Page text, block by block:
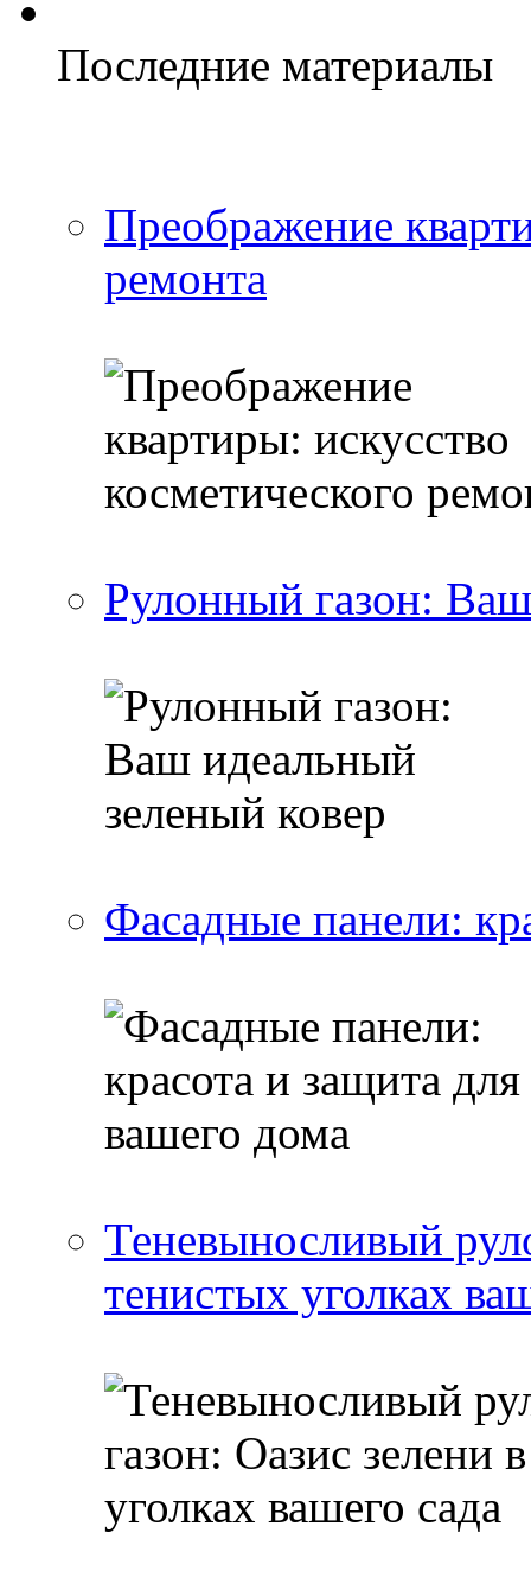
Последние материалы
Преображение
ремонта
Рулонный газон:
Фасадные панели:
Теневыносливый
тенистых уголках